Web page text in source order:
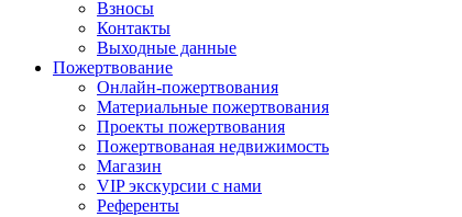
Взносы
Контакты
Выходные данные
Пожертвование
Онлайн-пожертвования
Материальные пожертвования
Проекты пожертвования
Пожертвованая недвижимость
Магазин
VIP экскурсии с нами
Референты